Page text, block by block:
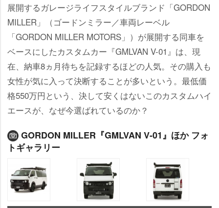
展開するガレージライフスタイルブランド「GORDON
MILLER」（ゴードンミラー／車両レーベル
「GORDON MILLER MOTORS」）が展開する同車を
ベースにしたカスタムカー『GMLVAN V-01』は、現
在、納車8ヵ月待ちを記録するほどの人気。その購入も
女性が気に入って決断することが多いという。最低価
格550万円という、決して安くはないこのカスタムハイ
エースが、なぜ今選ばれているのか？
GORDON MILLER『GMLVAN V-01』ほか フォ
トギャラリー